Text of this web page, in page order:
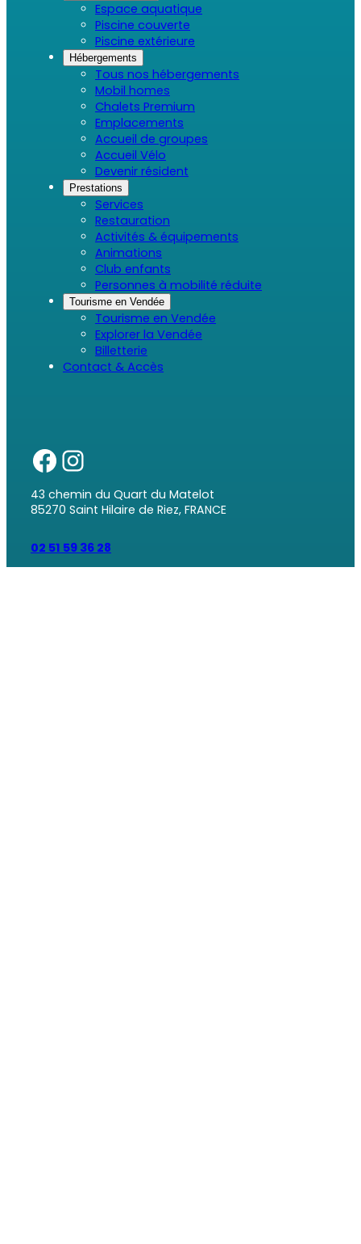
Espace aquatique
Piscine couverte
Piscine extérieure
Hébergements
Tous nos hébergements
Mobil homes
Chalets Premium
Emplacements
Accueil de groupes
Accueil Vélo
Devenir résident
Prestations
Services
Restauration
Activités & équipements
Animations
Club enfants
Personnes à mobilité réduite
Tourisme en Vendée
Tourisme en Vendée
Explorer la Vendée
Billetterie
Contact & Accès
43 chemin du Quart du Matelot
85270 Saint Hilaire de Riez, FRANCE
02 51 59 36 28